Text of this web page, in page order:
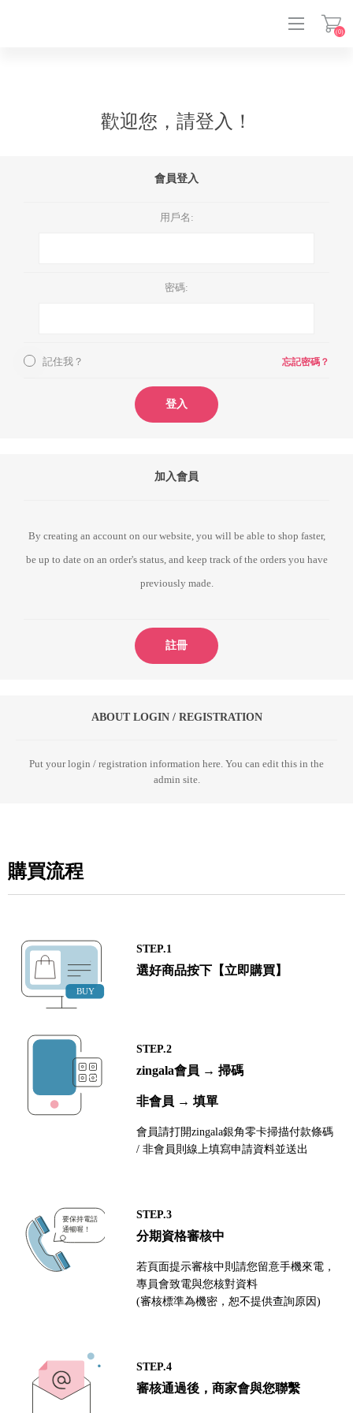
(0)
歡迎您，請登入！
會員登入
用戶名:
密碼:
記住我？ 忘記密碼？
登入
加入會員
By creating an account on our website, you will be able to shop faster,
be up to date on an order's status, and keep track of the orders you have
previously made.
註冊
ABOUT LOGIN / REGISTRATION
Put your login / registration information here. You can edit this in the
admin site.
購買流程
STEP.1
選好商品按下【立即購買】
STEP.2
zingala會員 → 掃碼
非會員 → 填單
會員請打開zingala銀角零卡掃描付款條碼
/ 非會員則線上填寫申請資料並送出
STEP.3
分期資格審核中
若頁面提示審核中則請您留意手機來電，
專員會致電與您核對資料
(審核標準為機密，恕不提供查詢原因)
STEP.4
審核通過後，商家會與您聯繫